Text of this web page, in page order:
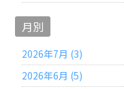
月別
2026年7月 (3)
2026年6月 (5)